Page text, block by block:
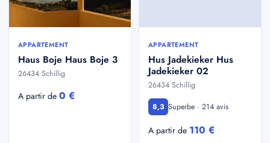
APPARTEMENT
Haus Boje Haus Boje 3
26434 Schillig
A partir de 0 €
APPARTEMENT
Hus Jadekieker Hus
Jadekieker 02
26434 Schillig
8,3 Superbe · 214 avis
A partir de 110 €